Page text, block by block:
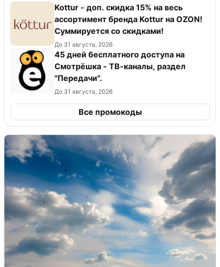
Kottur - доп. скидка 15% на весь
ассортимент бренда Kottur на OZON!
Суммируется со скидками!
До 31 августа, 2026
45 дней бесплатного доступа на
Смотрёшка - ТВ-каналы, раздел
"Передачи".
До 31 августа, 2026
Все промокоды